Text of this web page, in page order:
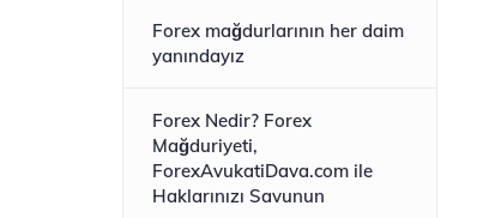
Forex mağdurlarının her daim
yanındayız
Forex Nedir? Forex
Mağduriyeti,
ForexAvukatiDava.com ile
Haklarınızı Savunun